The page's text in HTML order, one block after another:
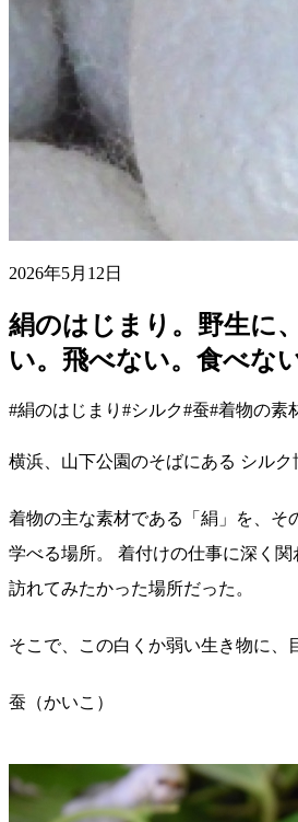
2026年5月12日
絹のはじまり。野生に
い。飛べない。食べない
#絹のはじまり #シルク#蚕#着物の素
横浜、山下公園のそばにある シルク
着物の主な素材である「絹」を、そ
学べる場所。 着付けの仕事に深く
訪れてみたかった場所だった。
そこで、この白くか弱い生き物に、
蚕（かいこ）